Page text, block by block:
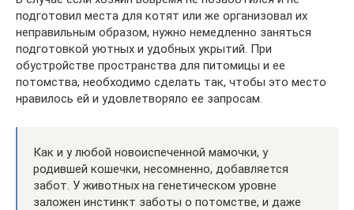
подготовил места для котят или же организовал их
неправильным образом, нужно немедленно заняться
подготовкой уютных и удобных укрытий. При
обустройстве пространства для питомицы и ее
потомства, необходимо сделать так, чтобы это место
нравилось ей и удовлетворяло ее запросам.
Как и у любой новоиспеченной мамочки, у
родившей кошечки, несомненно, добавляется
забот. У животных на генетическом уровне
заложен инстинкт заботы о потомстве, и даже